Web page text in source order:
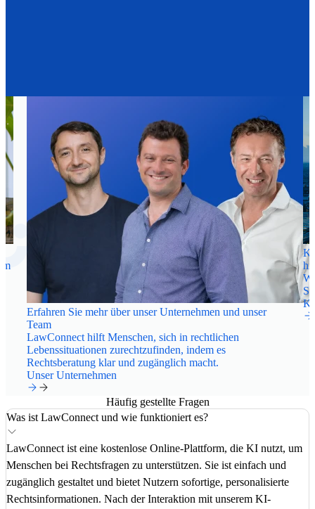
Erfahren Sie mehr über unser Unternehmen und unser
Team
LawConnect hilft Menschen, sich in rechtlichen
Lebenssituationen zurechtzufinden, indem es
Rechtsberatung klar und zugänglich macht.
Unser Unternehmen
Häufig gestellte Fragen
Was ist LawConnect und wie funktioniert es?
LawConnect ist eine kostenlose Online-Plattform, die KI nutzt, um
Menschen bei Rechtsfragen zu unterstützen. Sie ist einfach und
zugänglich gestaltet und bietet Nutzern sofortige, personalisierte
Rechtsinformationen. Nach der Interaktion mit unserem KI-